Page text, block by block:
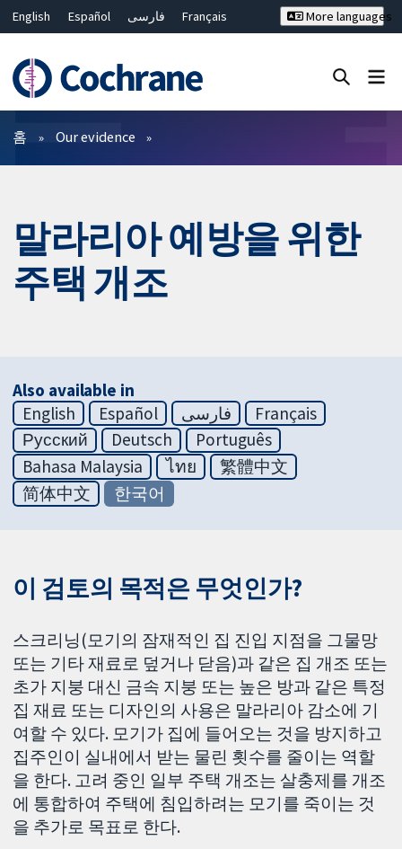
English Español فارسی
Français
Bahasa Malaysia
ไทย
繁體中文
简体中文
More languages
필터
홈 Our evidence
말라리아 예방을 위한
주택 개조
Also available in
English
Español فارسی
Français
Русский
Deutsch
Português
Bahasa Malaysia
ไทย
繁體中文
简体中文
한국어
이 검토의 목적은 무엇인가?
스크리닝(모기의 잠재적인 집 진입 지점을 그물망
또는 기타 재료로 덮거나 닫음)과 같은 집 개조 또는
초가 지붕 대신 금속 지붕 또는 높은 방과 같은 특정
집 재료 또는 디자인의 사용은 말라리아 감소에 기
여할 수 있다. 모기가 집에 들어오는 것을 방지하고
집주인이 실내에서 받는 물린 횟수를 줄이는 역할
을 한다. 고려 중인 일부 주택 개조는 살충제를 개조
에 통합하여 주택에 침입하려는 모기를 죽이는 것
을 추가로 목표로 한다.